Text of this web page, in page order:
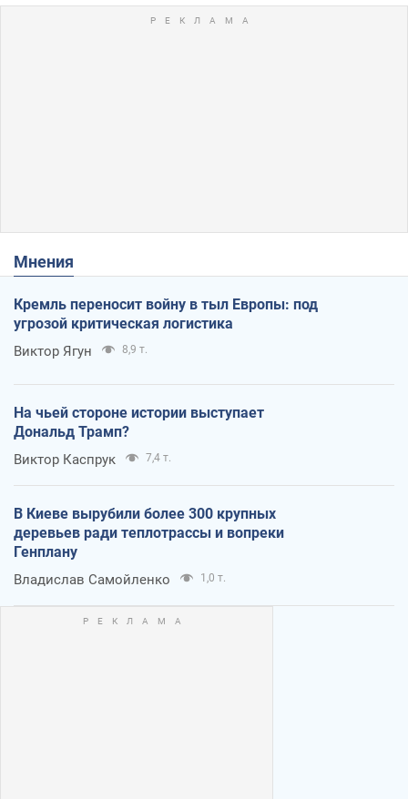
Мнения
Кремль переносит войну в тыл Европы: под
угрозой критическая логистика
Виктор Ягун 8,9 т.
На чьей стороне истории выступает
Дональд Трамп?
Виктор Каспрук 7,4 т.
В Киеве вырубили более 300 крупных
деревьев ради теплотрассы и вопреки
Генплану
Владислав Самойленко 1,0 т.